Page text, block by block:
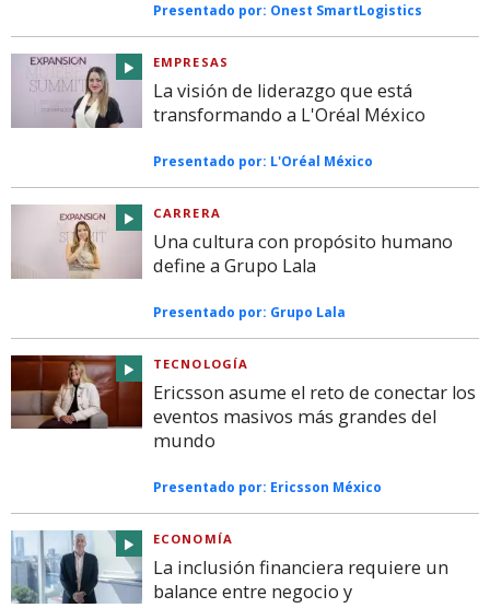
Presentado por: Onest SmartLogistics
EMPRESAS
La visión de liderazgo que está
transformando a L'Oréal México
Presentado por: L'Oréal México
CARRERA
Una cultura con propósito humano
define a Grupo Lala
Presentado por: Grupo Lala
TECNOLOGÍA
Ericsson asume el reto de conectar los
eventos masivos más grandes del
mundo
Presentado por: Ericsson México
ECONOMÍA
La inclusión financiera requiere un
balance entre negocio y